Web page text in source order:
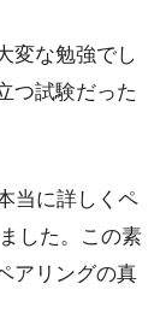
変な勉強でし
つ試験だった
当に詳しくペ
した。この素
アリングの真